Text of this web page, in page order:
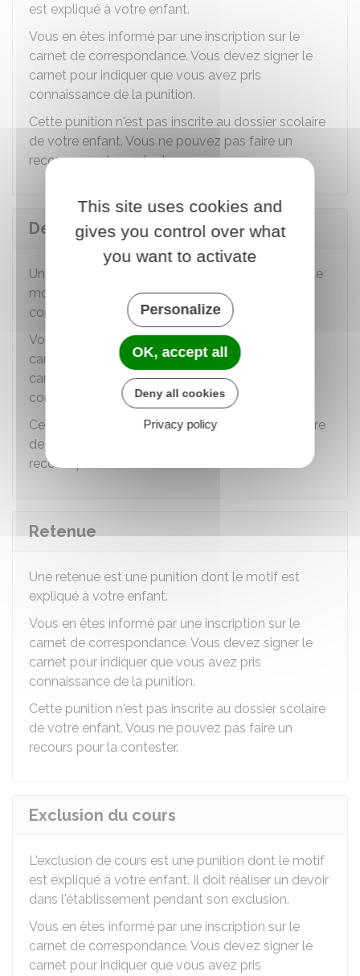
est expliqué à votre enfant.
Vous en êtes informé par une inscription sur le
carnet de correspondance. Vous devez signer le
carnet pour indiquer que vous avez pris
connaissance de la punition.
Cette punition n'est pas inscrite au dossier scolaire
de votre enfant. Vous ne pouvez pas faire un
recours pour la contester.
Devoir supplémentaire
Un devoir supplémentaire est une punition dont le
motif est expliqué à votre enfant. Le devoir est
corrigé par la personne qui a donné la punition.
Vous en êtes informé par une inscription sur le
carnet de correspondance. Vous devez signer le
carnet pour indiquer que vous avez pris
connaissance de la punition.
Cette punition n'est pas inscrite au dossier scolaire
de votre enfant. Vous ne pouvez pas faire un
recours pour la contester.
Retenue
Une retenue est une punition dont le motif est
expliqué à votre enfant.
Vous en êtes informé par une inscription sur le
carnet de correspondance. Vous devez signer le
carnet pour indiquer que vous avez pris
connaissance de la punition.
Cette punition n'est pas inscrite au dossier scolaire
de votre enfant. Vous ne pouvez pas faire un
recours pour la contester.
Exclusion du cours
L'exclusion de cours est une punition dont le motif
est expliqué à votre enfant. Il doit réaliser un devoir
dans l'établissement pendant son exclusion.
Vous en êtes informé par une inscription sur le
carnet de correspondance. Vous devez signer le
carnet pour indiquer que vous avez pris
This site uses cookies and
gives you control over what
you want to activate
Personalize
OK, accept all
Deny all cookies
Privacy policy